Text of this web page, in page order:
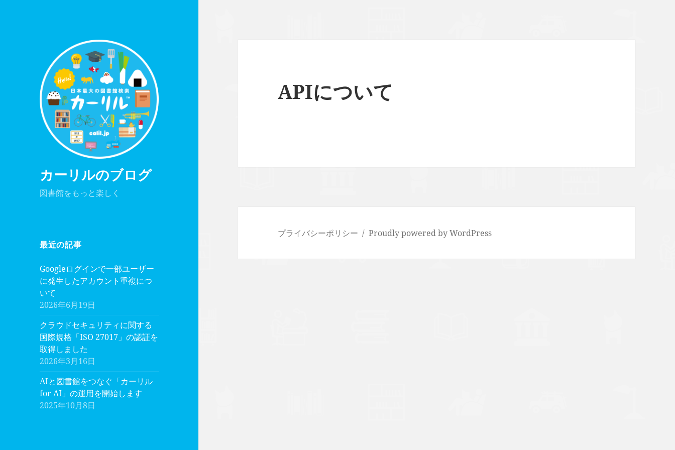
カーリルのブログ
図書館をもっと楽しく
最近の記事
Googleログインで一部ユーザー
に発生したアカウント重複につ
いて
2026年6月19日
クラウドセキュリティに関する
国際規格「ISO 27017」の認証を
取得しました
2026年3月16日
AIと図書館をつなぐ「カーリル
for AI」の運用を開始します
2025年10月8日
APIについて
プライバシーポリシー Proudly powered by WordPress